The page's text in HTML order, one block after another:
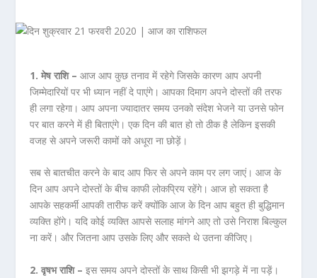
1. मेष राशि – आज आप कुछ तनाव में रहेगे जिसके कारण आप अपनी
जिम्मेदारियों पर भी ध्यान नहीं दे पाएंगे। आपका दिमाग अपने दोस्तों की तरफ
ही लगा रहेगा। आप अपना ज्यादातर समय उनको संदेश भेजने या उनसे फोन
पर बात करने में ही बिताएंगे। एक दिन की बात हो तो ठीक है लेकिन इसकी
वजह से अपने जरूरी कामों को अधूरा ना छोड़ें।
सब से बातचीत करने के बाद आप फिर से अपने काम पर लग जाएं। आज के
दिन आप अपने दोस्तों के बीच काफी लोकप्रिय रहेंगे। आज हो सकता है
आपके सहकर्मी आपकी तारीफ करें क्योंकि आज के दिन आप बहुत ही बुद्धिमान
व्यक्ति होंगे। यदि कोई व्यक्ति आपसे सलाह मांगने आए तो उसे निराश बिल्कुल
ना करें। और जितना आप उसके लिए और सकते थे उतना कीजिए।
2. वृषभ राशि – इस समय अपने दोस्तों के साथ किसी भी झगड़े में ना पड़ें।